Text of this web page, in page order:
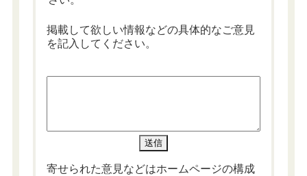
掲載して欲しい情報などの具体的なご意見
を記入してください。
寄せられた意見などはホームページの構成